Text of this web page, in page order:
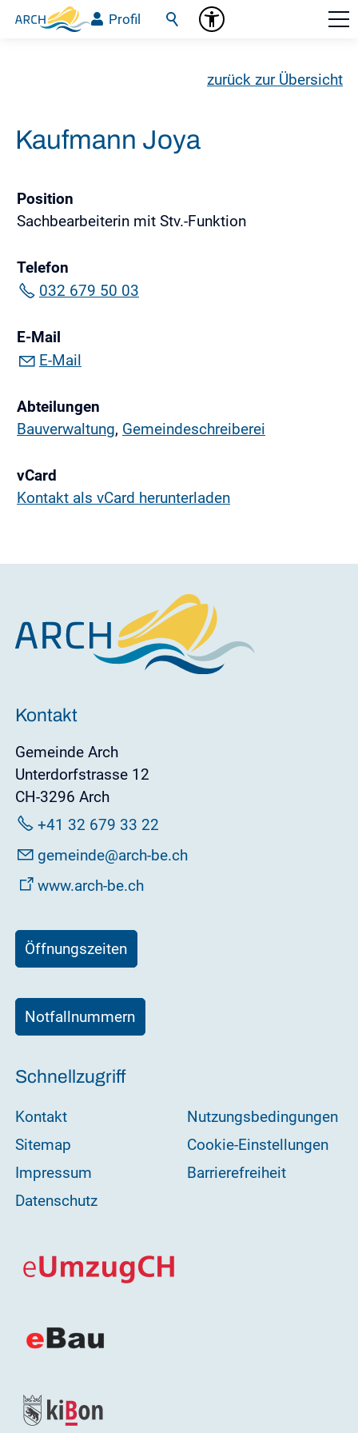
Profil
zurück zur Übersicht
Kaufmann Joya
Position
Sachbearbeiterin mit Stv.-Funktion
Telefon
032 679 50 03
E-Mail
E-Mail
Abteilungen
Bauverwaltung, Gemeindeschreiberei
vCard
Kontakt als vCard herunterladen
Kontakt
Gemeinde Arch
Unterdorfstrasse 12
CH-3296 Arch
+41 32 679 33 22
g m nd rch-b
ch
www.arch-be.ch
Öffnungszeiten
Notfallnummern
Schnellzugriff
Kontakt
Sitemap
Impressum
Datenschutz
Nutzungsbedingungen
Cookie-Einstellungen
Barrierefreiheit